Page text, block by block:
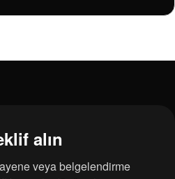
alın
veya belgelendirme